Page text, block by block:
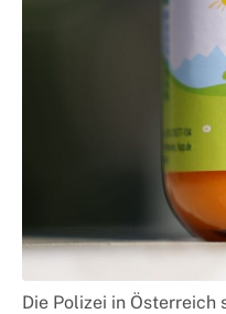
Die Polizei in